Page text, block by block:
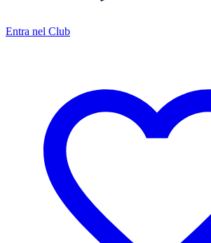
Entra nel Club